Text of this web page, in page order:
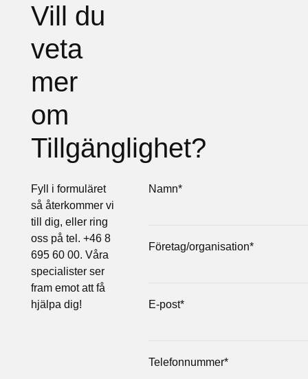
Vill du
veta
mer
om
Tillgänglighet?
Fyll i formuläret
så återkommer vi
till dig, eller ring
oss på tel. +46 8
695 60 00. Våra
specialister ser
fram emot att få
hjälpa dig!
Namn*
Företag/organisation*
E-post*
Telefonnummer*